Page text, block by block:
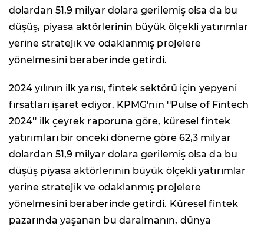
dolardan 51,9 milyar dolara gerilemiş olsa da bu
düşüş, piyasa aktörlerinin büyük ölçekli yatırımlar
yerine stratejik ve odaklanmış projelere
yönelmesini beraberinde getirdi.
2024 yılının ilk yarısı, fintek sektörü için yepyeni
fırsatları işaret ediyor. KPMG'nin ''Pulse of Fintech
2024'' ilk çeyrek raporuna göre, küresel fintek
yatırımları bir önceki döneme göre 62,3 milyar
dolardan 51,9 milyar dolara gerilemiş olsa da bu
düşüş piyasa aktörlerinin büyük ölçekli yatırımlar
yerine stratejik ve odaklanmış projelere
yönelmesini beraberinde getirdi. Küresel fintek
pazarında yaşanan bu daralmanın, dünya